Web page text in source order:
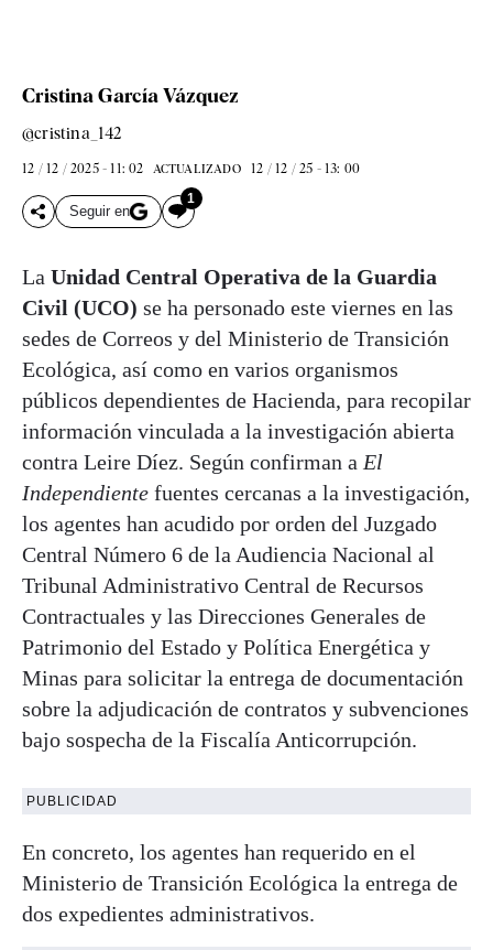
Cristina García Vázquez
@cristina_142
12 / 12 / 2025 - 11: 02 ACTUALIZADO 12 / 12 / 25 - 13: 00
Seguir en
1
La Unidad Central Operativa de la Guardia
Civil (UCO) se ha personado este viernes en las
sedes de Correos y del Ministerio de Transición
Ecológica, así como en varios organismos
públicos dependientes de Hacienda, para recopilar
información vinculada a la investigación abierta
contra Leire Díez. Según confirman a El
Independiente fuentes cercanas a la investigación,
los agentes han acudido por orden del Juzgado
Central Número 6 de la Audiencia Nacional al
Tribunal Administrativo Central de Recursos
Contractuales y las Direcciones Generales de
Patrimonio del Estado y Política Energética y
Minas para solicitar la entrega de documentación
sobre la adjudicación de contratos y subvenciones
bajo sospecha de la Fiscalía Anticorrupción.
PUBLICIDAD
En concreto, los agentes han requerido en el
Ministerio de Transición Ecológica la entrega de
dos expedientes administrativos.